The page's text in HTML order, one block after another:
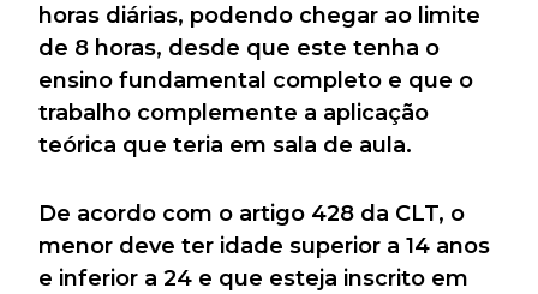
horas diárias, podendo chegar ao limite
de 8 horas, desde que este tenha o
ensino fundamental completo e que o
trabalho complemente a aplicação
teórica que teria em sala de aula.
De acordo com o artigo 428 da CLT, o
menor deve ter idade superior a 14 anos
e inferior a 24 e que esteja inscrito em